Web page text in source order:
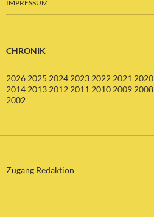
IMPRESSUM
CHRONIK
2026 2025 2024 2023 2022 2021 2020
2014 2013 2012 2011 2010 2009 2008
2002
Zugang Redaktion